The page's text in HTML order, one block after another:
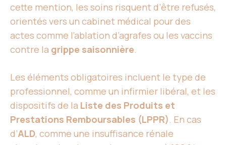
cette mention, les soins risquent d’être refusés,
orientés vers un cabinet médical pour des
actes comme l’ablation d’agrafes ou les vaccins
contre la grippe saisonnière.
Les éléments obligatoires incluent le type de
professionnel, comme un infirmier libéral, et les
dispositifs de la Liste des Produits et
Prestations Remboursables (LPPR). En cas
d’ALD, comme une insuffisance rénale